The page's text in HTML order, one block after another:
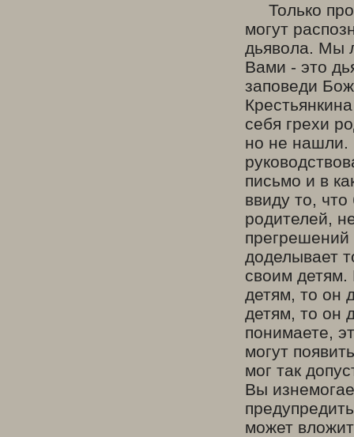
Только
могут
дьявола. Мы
Вами - это
заповеди
себя грехи
но не нашли.
письмо и в
ввиду то,
родителей,
прегрешений
доделывает
своим детям.
детям, то он
детям, то он
понимаете,
могут
мог так
Вы
может